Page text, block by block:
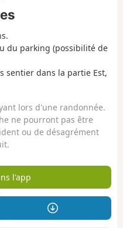
du parking (possibilité de
sentier dans la partie Est,
lors d'une randonnée.
ne pourront pas être
ou de désagrément
l'app